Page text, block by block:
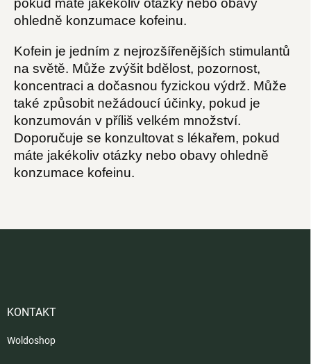
pokud máte jakékoliv otázky nebo obavy
ohledně konzumace kofeinu.
Kofein je jedním z nejrozšířenějších stimulantů
na světě. Může zvýšit bdělost, pozornost,
koncentraci a dočasnou fyzickou výdrž. Může
také způsobit nežádoucí účinky, pokud je
konzumován v příliš velkém množství.
Doporučuje se konzultovat s lékařem, pokud
máte jakékoliv otázky nebo obavy ohledně
konzumace kofeinu.
KONTAKT
Woldoshop